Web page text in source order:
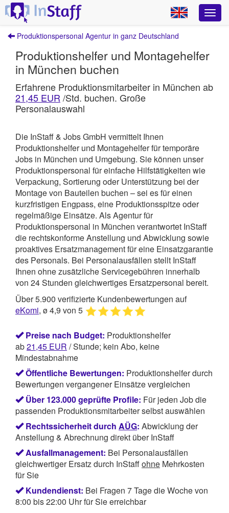
Produktionspersonal Agentur in ganz Deutschland
Produktionshelfer und Montagehelfer
in München buchen
Erfahrene Produktionsmitarbeiter in München ab
21,45 EUR /Std. buchen. Große
Personalauswahl
Die InStaff & Jobs GmbH vermittelt Ihnen
Produktionshelfer und Montagehelfer für temporäre
Jobs in München und Umgebung. Sie können unser
Produktionspersonal für einfache Hilfstätigkeiten wie
Verpackung, Sortierung oder Unterstützung bei der
Montage von Bauteilen buchen – sei es für einen
kurzfristigen Engpass, eine Produktionsspitze oder
regelmäßige Einsätze. Als Agentur für
Produktionspersonal in München verantwortet InStaff
die rechtskonforme Anstellung und Abwicklung sowie
proaktives Ersatzmanagement für eine Einsatzgarantie
des Personals. Bei Personalausfällen stellt InStaff
Ihnen ohne zusätzliche Servicegebühren innerhalb
von 24 Stunden gleichwertiges Ersatzpersonal bereit.
Über 5.900 verifizierte Kundenbewertungen auf
eKomi, ø 4,9 von 5
Preise nach Budget: Produktionshelfer
ab21,45 EUR / Stunde; kein Abo, keine
Mindestabnahme
Öffentliche Bewertungen: Produktionshelfer durch
Bewertungen vergangener Einsätze vergleichen
Über 123.000 geprüfte Profile: Für jeden Job die
passenden Produktionsmitarbeiter selbst auswählen
Rechtssicherheit durch AÜG: Abwicklung der
Anstellung & Abrechnung direkt über InStaff
Ausfallmanagement: Bei Personalausfällen
gleichwertiger Ersatz durch InStaffohne Mehrkosten
für Sie
Kundendienst: Bei Fragen 7 Tage die Woche von
8:00 bis 22:00 Uhr für Sie erreichbar